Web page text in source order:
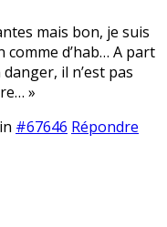
mais bon, je suis
d’hab… A part
il n’est pas
»
#67646 Répondre